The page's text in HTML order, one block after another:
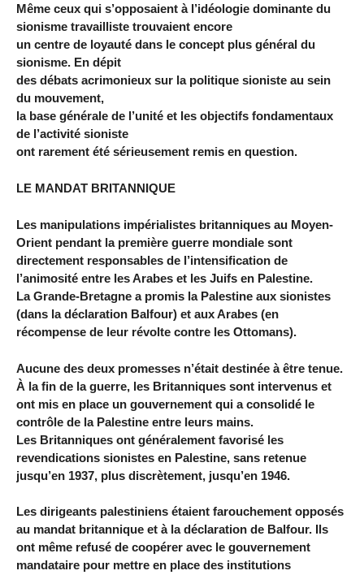
Même ceux qui s’opposaient à l’idéologie dominante du
sionisme travailliste trouvaient encore
un centre de loyauté dans le concept plus général du
sionisme. En dépit
des débats acrimonieux sur la politique sioniste au sein
du mouvement,
la base générale de l’unité et les objectifs fondamentaux
de l’activité sioniste
ont rarement été sérieusement remis en question.
LE MANDAT BRITANNIQUE
Les manipulations impérialistes britanniques au Moyen-
Orient pendant la première guerre mondiale sont
directement responsables de l’intensification de
l’animosité entre les Arabes et les Juifs en Palestine.
La Grande-Bretagne a promis la Palestine aux sionistes
(dans la déclaration Balfour) et aux Arabes (en
récompense de leur révolte contre les Ottomans).
Aucune des deux promesses n’était destinée à être tenue.
À la fin de la guerre, les Britanniques sont intervenus et
ont mis en place un gouvernement qui a consolidé le
contrôle de la Palestine entre leurs mains.
Les Britanniques ont généralement favorisé les
revendications sionistes en Palestine, sans retenue
jusqu’en 1937, plus discrètement, jusqu’en 1946.
Les dirigeants palestiniens étaient farouchement opposés
au mandat britannique et à la déclaration de Balfour. Ils
ont même refusé de coopérer avec le gouvernement
mandataire pour mettre en place des institutions